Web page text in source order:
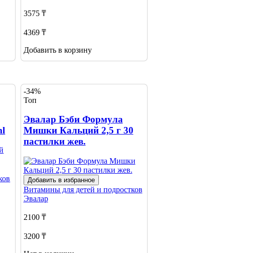
3575 ₸
4369 ₸
Добавить в корзину
-34%
Топ
Эвалар Бэби Формула
Мишки Кальций 2,5 г 30
пастилки жев.
Добавить в избранное
Витамины для детей и подростков
Эвалар
2100 ₸
3200 ₸